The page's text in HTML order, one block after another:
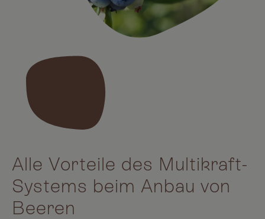
Alle Vorteile des Multikraft-
Systems beim Anbau von
Beeren